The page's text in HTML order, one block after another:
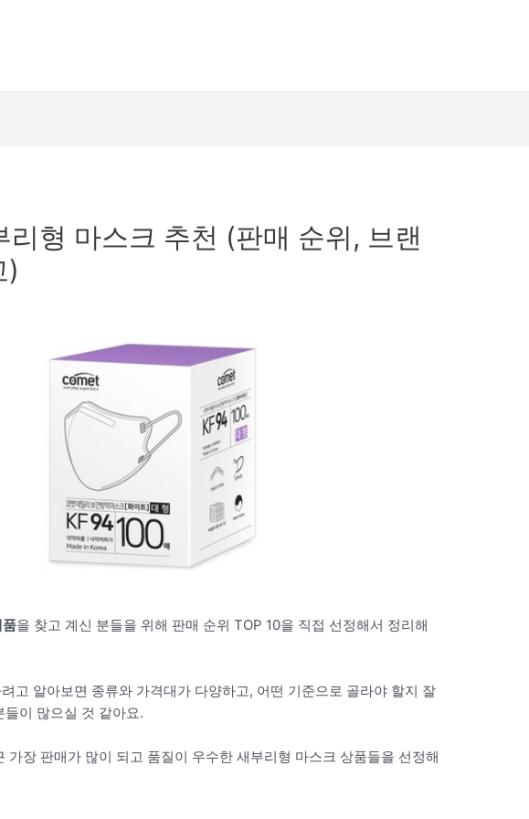
리형 마스크 추천 (판매 순위, 브랜
)
품을 찾고 계신 분들을 위해 판매 순위 TOP 10을 직접 선정해서 정리해
고 알아보면 종류와 가격대가 다양하고, 어떤 기준으로 골라야 할지 잘
이 많으실 것 같아요.
가장 판매가 많이 되고 품질이 우수한 새부리형 마스크 상품들을 선정해